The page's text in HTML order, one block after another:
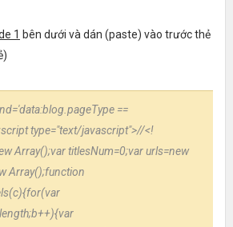
1 bên dưới và dán (paste) vào trước thẻ
==
type="text/javascript">//<!
Array();var titlesNum=0;var urls=new
Array();function